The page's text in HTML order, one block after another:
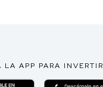
LA APP PARA INVERTIR